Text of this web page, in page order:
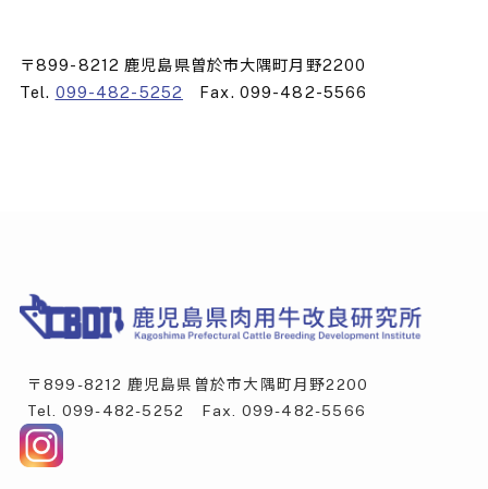
〒899-8212 鹿児島県曽於市大隅町月野2200
Tel. 099-482-5252 Fax. 099-482-5566
〒899-8212 鹿児島県曽於市大隅町月野2200
Tel. 099-482-5252 Fax. 099-482-5566